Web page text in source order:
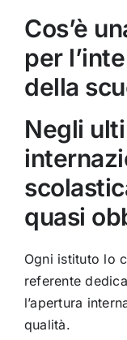
Cos’è
per
della
Negli
quasi
Ogni istituto lo
referente
l’apertura
qualità.